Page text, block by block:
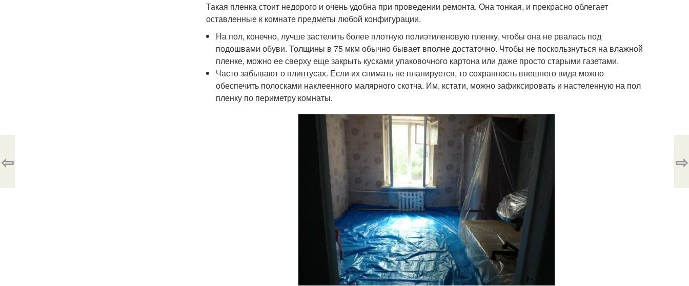
Такая пленка стоит недорого и очень удобна при проведении ремонта. Она тонкая, и прекрасно облегает
оставленные к комнате предметы любой конфигурации.
На пол, конечно, лучше застелить более плотную полиэтиленовую пленку, чтобы она не рвалась под
подошвами обуви. Толщины в 75 мкм обычно бывает вполне достаточно. Чтобы не поскользнуться на влажной
пленке, можно ее сверху еще закрыть кусками упаковочного картона или даже просто старыми газетами.
Часто забывают о плинтусах. Если их снимать не планируется, то сохранность внешнего вида можно
обеспечить полосками наклеенного малярного скотча. Им, кстати, можно зафиксировать и настеленную на пол
пленку по периметру комнаты.
⇦ ⇨